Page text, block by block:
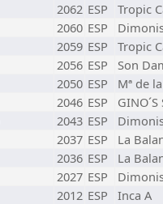
2062 ESP
Tropic
2060 ESP
2059 ESP
Tropic
2056 ESP
Son
2050 ESP
Mª de
2046 ESP
2043 ESP
2037 ESP
La
2036 ESP
La
2027 ESP
2012 ESP
Inca A